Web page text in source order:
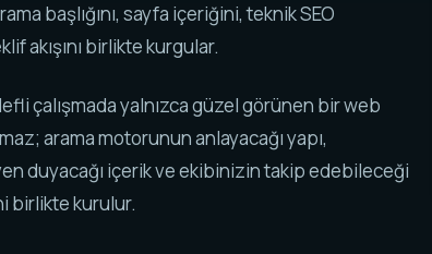
başlığını, sayfa içeriğini, teknik SEO
akışını birlikte kurgular.
çalışmada yalnızca güzel görünen bir web
arama motorunun anlayacağı yapı,
duyacağı içerik ve ekibinizin takip edebileceği
birlikte kurulur.